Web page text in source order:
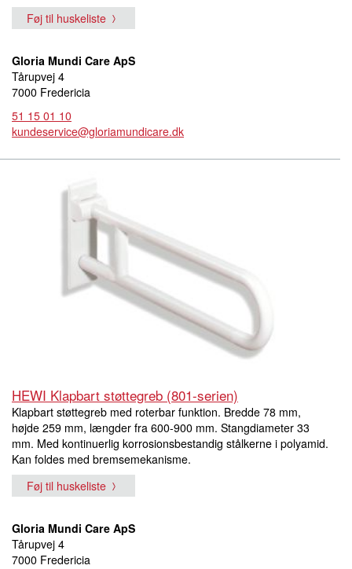
Føj til huskeliste
Gloria Mundi Care ApS
Tårupvej 4
7000 Fredericia
51 15 01 10
kundeservice@gloriamundicare.dk
HEWI Klapbart støttegreb (801-serien)
Klapbart støttegreb med roterbar funktion. Bredde 78 mm,
højde 259 mm, længder fra 600-900 mm. Stangdiameter 33
mm. Med kontinuerlig korrosionsbestandig stålkerne i polyamid.
Kan foldes med bremsemekanisme.
Føj til huskeliste
Gloria Mundi Care ApS
Tårupvej 4
7000 Fredericia